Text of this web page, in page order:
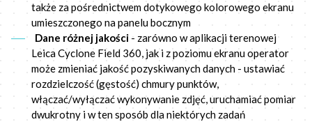
także za pośrednictwem dotykowego kolorowego ekranu
umieszczonego na panelu bocznym
Dane różnej jakości - zarówno w aplikacji terenowej
Leica Cyclone Field 360, jak i z poziomu ekranu operator
może zmieniać jakość pozyskiwanych danych - ustawiać
rozdzielczość (gęstość) chmury punktów,
włączać/wyłączać wykonywanie zdjęć, uruchamiać pomiar
dwukrotny i w ten sposób dla niektórych zadań